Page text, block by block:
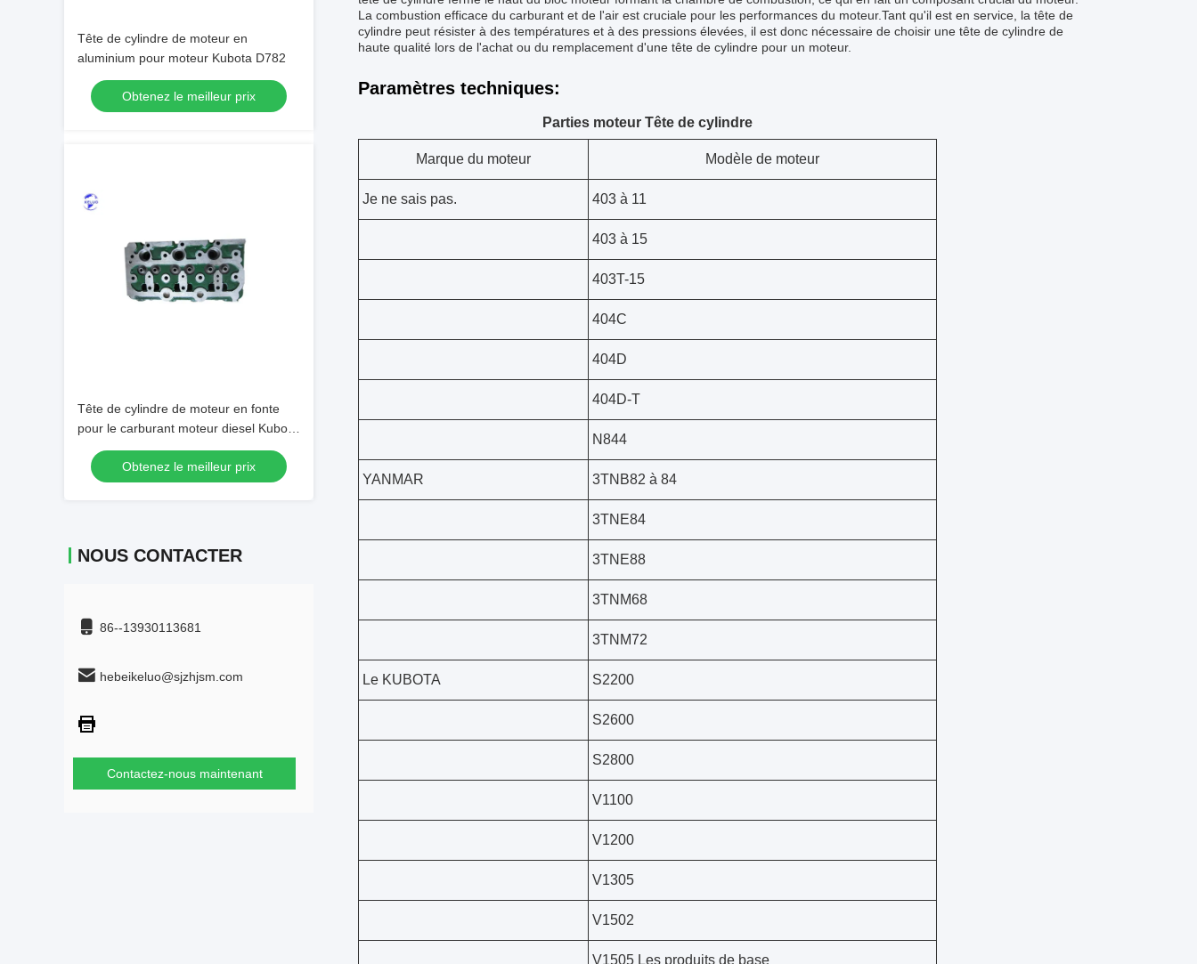
Tête de cylindre de moteur en
aluminium pour moteur Kubota D782
Obtenez le meilleur prix
Tête de cylindre de moteur en fonte
pour le carburant moteur diesel Kubota
D850
Obtenez le meilleur prix
NOUS CONTACTER
86--13930113681
hebeikeluo@sjzhjsm.com
Contactez-nous maintenant
La combustion efficace du carburant et de l'air est cruciale pour les performances du moteur.Tant qu'il est en service, la tête de
cylindre peut résister à des températures et à des pressions élevées, il est donc nécessaire de choisir une tête de cylindre de
haute qualité lors de l'achat ou du remplacement d'une tête de cylindre pour un moteur.
Paramètres techniques:
Parties moteur Tête de cylindre
Marque du moteur Modèle de moteur
Je ne sais pas. 403 à 11
403 à 15
403T-15
404C
404D
404D-T
N844
YANMAR 3TNB82 à 84
3TNE84
3TNE88
3TNM68
3TNM72
Le KUBOTA S2200
S2600
S2800
V1100
V1200
V1305
V1502
V1505 Les produits de base